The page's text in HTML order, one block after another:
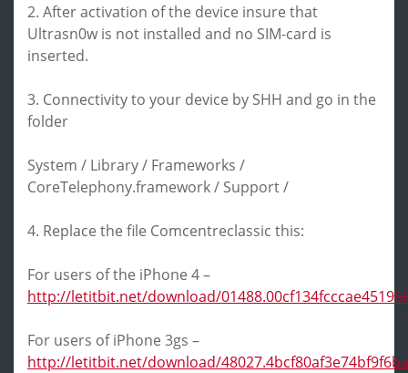
2. After activation of the device insure that
Ultrasn0w is not installed and no SIM-card is
inserted.
3. Connectivity to your device by SHH and go in the
folder
System / Library / Frameworks /
CoreTelephony.framework / Support /
4. Replace the file Comcentreclassic this:
For users of the iPhone 4 –
http://letitbit.net/download/
For users of iPhone 3gs –
http://letitbit.net/download/